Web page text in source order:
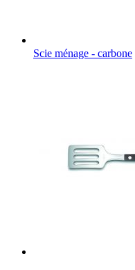
Scie ménage - carbone